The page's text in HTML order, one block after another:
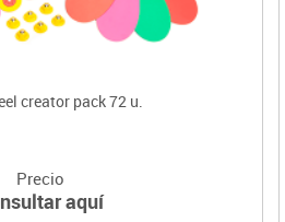
creator pack 72 u.
Precio
aquí